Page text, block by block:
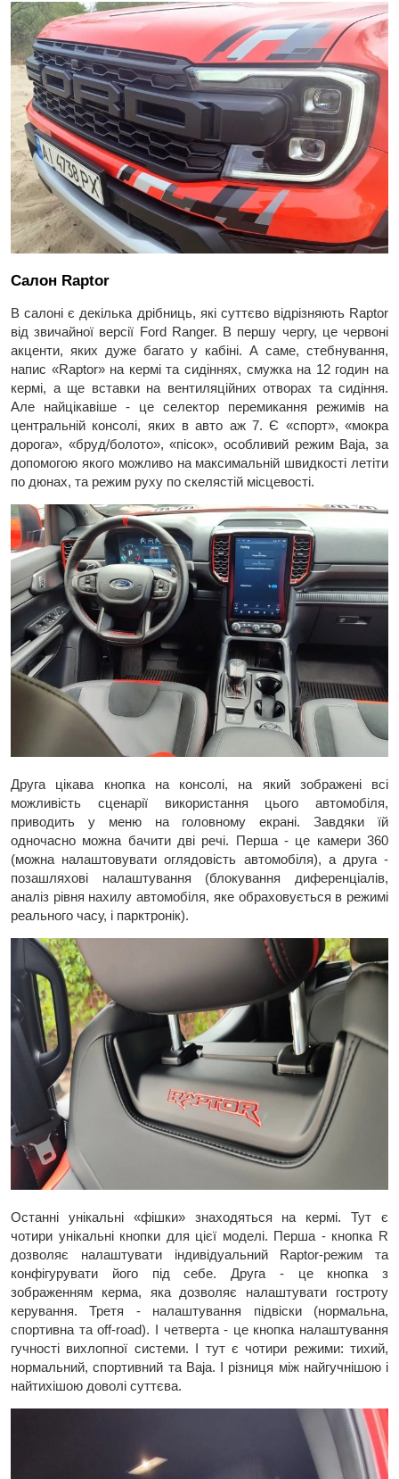
Салон Raptor
В салоні є декілька дрібниць, які суттєво відрізняють Raptor
від звичайної версії Ford Ranger. В першу чергу, це червоні
акценти, яких дуже багато у кабіні. А саме, стебнування,
напис «Raptor» на кермі та сидіннях, смужка на 12 годин на
кермі, а ще вставки на вентиляційних отворах та сидіння.
Але найцікавіше - це селектор перемикання режимів на
центральній консолі, яких в авто аж 7. Є «спорт», «мокра
дорога», «бруд/болото», «пісок», особливий режим Baja, за
допомогою якого можливо на максимальній швидкості летіти
по дюнах, та режим руху по скелястій місцевості.
Друга цікава кнопка на консолі, на який зображені всі
можливість сценарії використання цього автомобіля,
приводить у меню на головному екрані. Завдяки їй
одночасно можна бачити дві речі. Перша - це камери 360
(можна налаштовувати оглядовість автомобіля), а друга -
позашляхові налаштування (блокування диференціалів,
аналіз рівня нахилу автомобіля, яке обраховується в режимі
реального часу, і парктронік).
Останні унікальні «фішки» знаходяться на кермі. Тут є
чотири унікальні кнопки для цієї моделі. Перша - кнопка R
дозволяє налаштувати індивідуальний Raptor-режим та
конфігурувати його під себе. Друга - це кнопка з
зображенням керма, яка дозволяє налаштувати гостроту
керування. Третя - налаштування підвіски (нормальна,
спортивна та off-road). І четверта - це кнопка налаштування
гучності вихлопної системи. І тут є чотири режими: тихий,
нормальний, спортивний та Baja. І різниця між найгучнішою і
найтихішою доволі суттєва.